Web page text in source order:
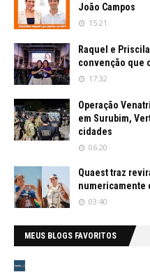
João Campos
15:21
Raquel e
convenção que
17:32
Operação
em Surubim,
cidades
06:20
Quaest traz
numericamente
03:40
MEUS BLOGS FAVORITOS